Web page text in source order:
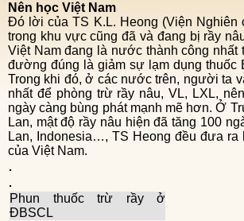
Nên học Việt Nam
Đó lời của TS K.L. Heong (Viện Nghiên cứu lúa Quốc tế - IRRI). Theo TS Heong, so với các nước
trong khu vực cũng đã và đang bị rầy
Việt Nam đang là nước thành công nhất
đường đúng là giảm sự lạm dụng thuốc
Trong khi đó, ở các nước trên, người ta
nhất để phòng trừ rầy nâu, VL, LXL,
ngày càng bùng phát mạnh mẽ hơn. Ở
Lan, mật độ rầy nâu hiện đã tăng 100
Lan, Indonesia…, TS Heong đều đưa
của Việt Nam.
Phun thuốc trừ rầy ở
ĐBSCL